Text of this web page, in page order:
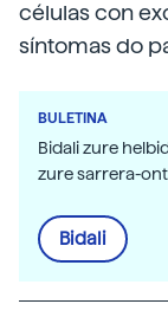
células con
síntomas do
BULETINA
Bidali zure
zure sarrera-
Bidali